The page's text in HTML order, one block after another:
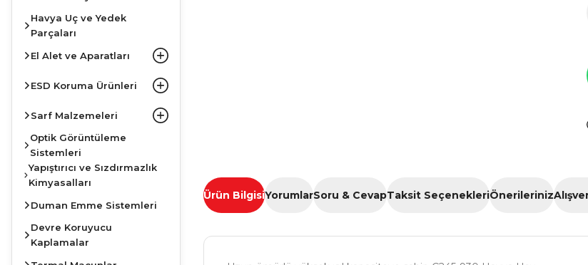
Havya Uç ve Yedek
Parçaları
El Alet ve Aparatları
ESD Koruma Ürünleri
Sarf Malzemeleri
Optik Görüntüleme
Sistemleri
Yapıştırıcı ve Sızdırmazlık
Kimyasalları
Duman Emme Sistemleri
Devre Koruyucu
Kaplamalar
Ürün BilgisiYorumlarSoru & CevapTaksit SeçenekleriÖnerileriniz